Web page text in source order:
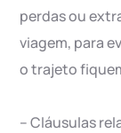
perdas ou
viagem, para
o trajeto
– Cláusulas